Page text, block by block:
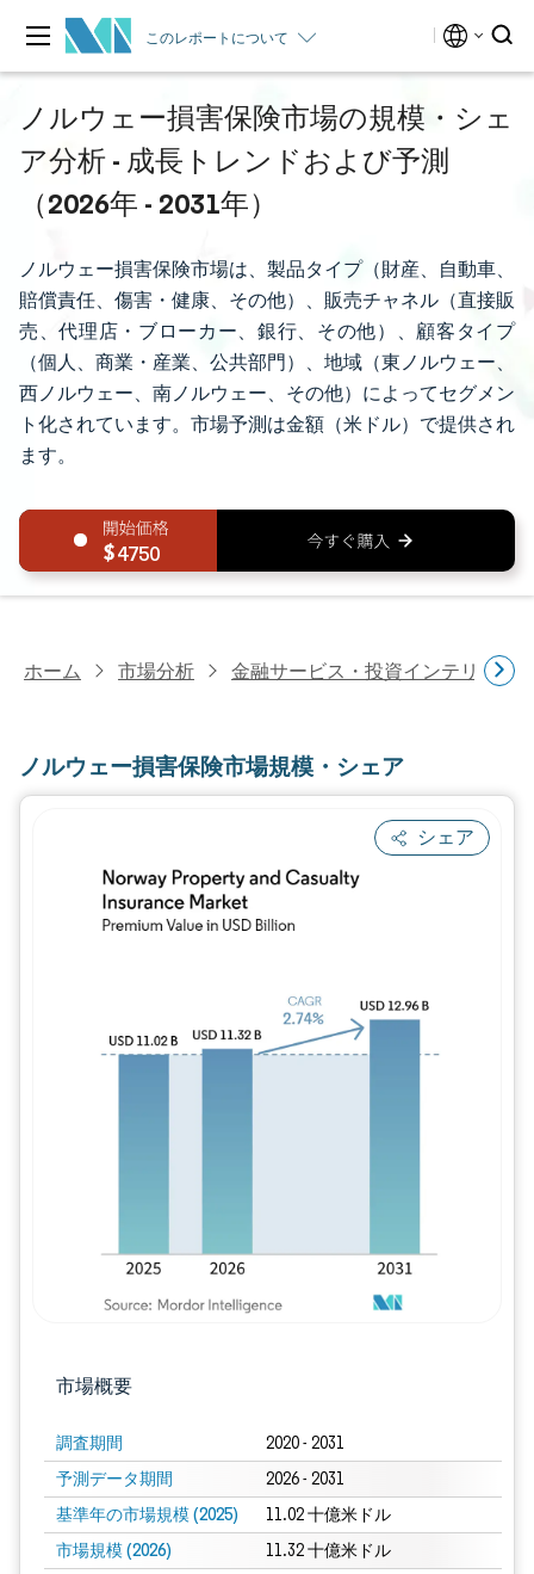
このレポートについて
ノルウェー損害保険市場の規模・シェ
ア分析 - 成長トレンドおよび予測
（2026年 - 2031年）
ノルウェー損害保険市場は、製品タイプ（財産、自動車、
賠償責任、傷害・健康、その他）、販売チャネル（直接販
売、代理店・ブローカー、銀行、その他）、顧客タイプ
（個人、商業・産業、公共部門）、地域（東ノルウェー、
西ノルウェー、南ノルウェー、その他）によってセグメン
ト化されています。市場予測は金額（米ドル）で提供され
ます。
4750
ホーム 市場分析 金融サービス・投資インテリジェ
ノルウェー損害保険市場規模・シェア
シェア
市場概要
調査期間 2020 - 2031
予測データ期間 2026 - 2031
基準年の市場規模 (2025) 11.02 十億米ドル
市場規模 (2026) 11.32 十億米ドル